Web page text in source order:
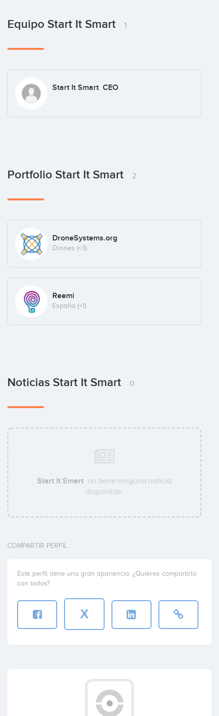
Equipo Start It Smart 1
Start It Smart CEO
Portfolio Start It Smart 2
DroneSystems.org
Drones (+3)
Reemi
España (+1)
Noticias Start It Smart 0
Start It Smart no tiene ninguna noticia
disponible.
COMPARTIR PERFIL
Este perfil tiene una gran apariencia. ¿Quieres compartirlo
con todos?
X